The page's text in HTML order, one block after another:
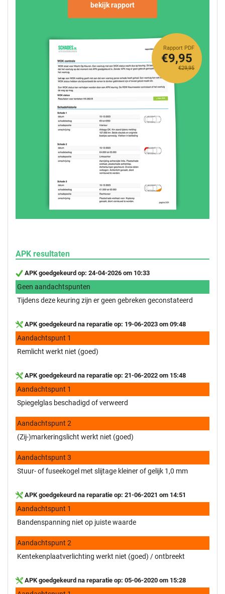
bekijk rapport
Rapport PDF
€29,95
€9,95
APK resultaten
APK goedgekeurd op: 24-04-2026 om 10:33
Geen aandachtspunten
Tijdens deze keuring zijn er geen gebreken geconstateerd
APK goedgekeurd na reparatie op: 19-06-2023 om 09:48
Aandachtspunt 1
Remlicht werkt niet (goed)
APK goedgekeurd na reparatie op: 21-06-2022 om 15:48
Aandachtspunt 1
Spiegelglas beschadigd of verweerd
Aandachtspunt 2
(Zij-)markeringslicht werkt niet (goed)
Aandachtspunt 3
Stuur- of fuseekogel met slijtage kleiner of gelijk 1,0 mm
APK goedgekeurd na reparatie op: 21-06-2021 om 14:51
Aandachtspunt 1
Bandenspanning niet op juiste waarde
Aandachtspunt 2
Kentekenplaatverlichting werkt niet (goed) / ontbreekt
APK goedgekeurd na reparatie op: 05-06-2020 om 15:28